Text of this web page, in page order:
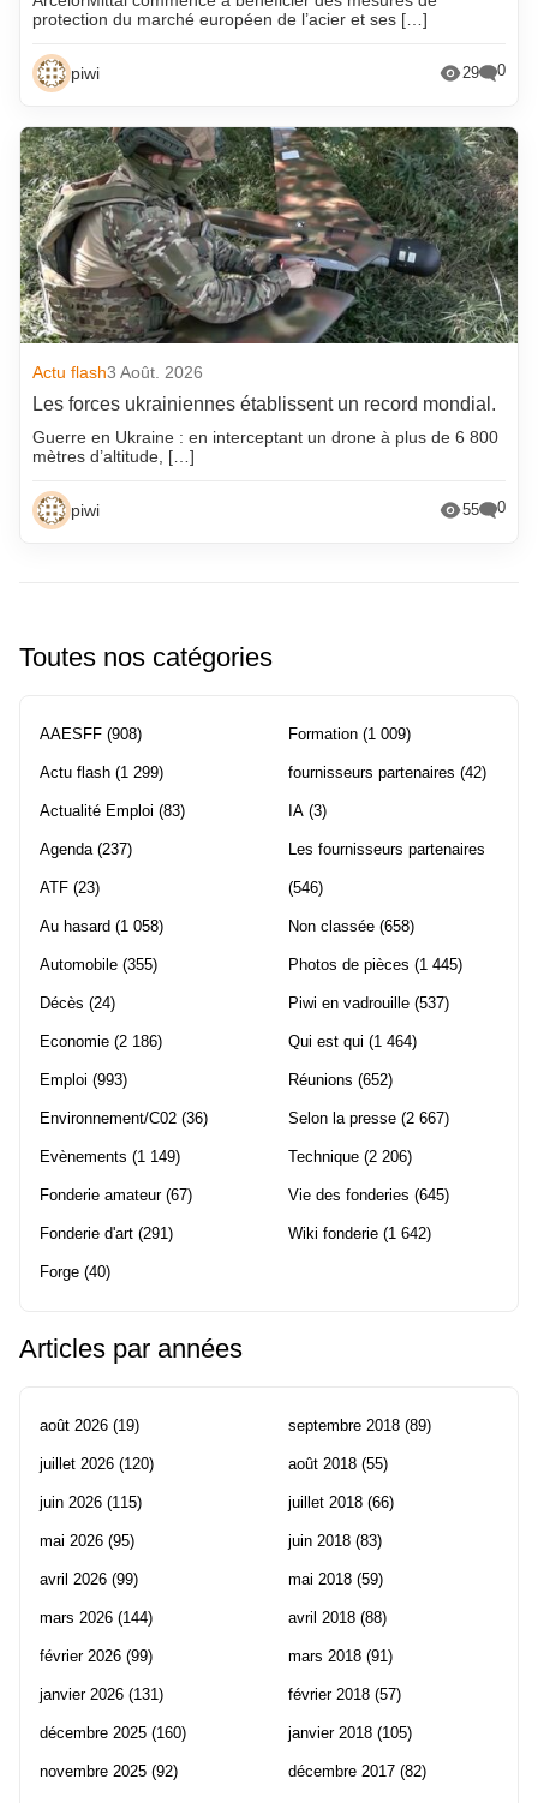
protection du marché européen de l’acier et ses […]
piwi 29 0
Actu flash3 Août. 2026
Les forces ukrainiennes établissent un record mondial.
Guerre en Ukraine : en interceptant un drone à plus de 6 800
mètres d’altitude, […]
piwi 55 0
Toutes nos catégories
AAESFF (908)
Actu flash (1 299)
Actualité Emploi (83)
Agenda(237)
ATF (23)
Au hasard (1 058)
Automobile (355)
Décès (24)
Economie (2 186)
Emploi (993)
Environnement/C02 (36)
Evènements (1 149)
Fonderie amateur(67)
Fonderie d'art (291)
Forge (40)
Formation (1 009)
fournisseurs partenaires (42)
IA (3)
Les fournisseurs partenaires
(546)
Non classée (658)
Photos de pièces (1 445)
Piwi en vadrouille (537)
Qui est qui (1 464)
Réunions (652)
Selon la presse (2 667)
Technique (2 206)
Vie des fonderies (645)
Wiki fonderie (1 642)
Articles par années
août 2026 (19)
juillet 2026 (120)
juin 2026 (115)
mai 2026 (95)
avril 2026 (99)
mars 2026 (144)
février 2026 (99)
janvier 2026 (131)
décembre 2025 (160)
novembre 2025 (92)
septembre 2018 (89)
août 2018 (55)
juillet 2018 (66)
juin 2018 (83)
mai 2018 (59)
avril 2018 (88)
mars 2018 (91)
février 2018 (57)
janvier 2018 (105)
décembre 2017 (82)